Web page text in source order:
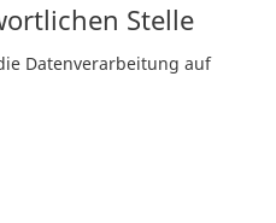
Stelle
Datenverarbeitung auf